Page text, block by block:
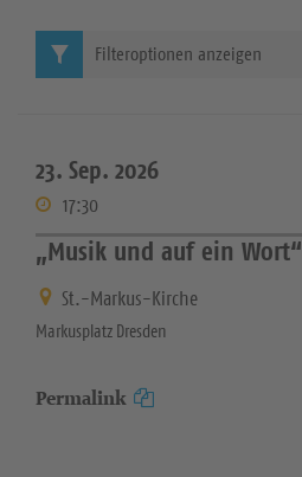
23. Sep. 2026
17:30
„Musik und auf ein Wort“
St.-Markus-Kirche
Markusplatz Dresden
Permalink
Filteroptionen anzeigen